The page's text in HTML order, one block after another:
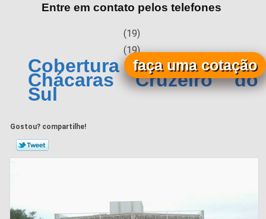
Entre em contato pelos telefones
(19)
(19)
Cobertura Metálica
Chácaras Cruzeiro do
Sul
Gostou? compartilhe!
faça uma cotação